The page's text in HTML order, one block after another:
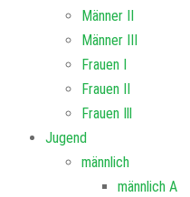
Männer II
Männer III
Frauen I
Frauen II
Frauen Ill
Jugend
männlich
männlich A